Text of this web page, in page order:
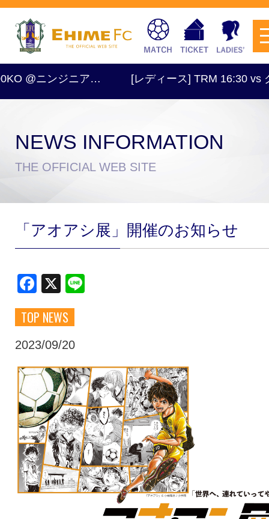
クラブ・会社情報
ファンクラブ
チケットを購入
トップチーム
スポンサー
ンジニア… [レディース] TRM 16:30 vs グランド
NEWS INFORMATION
THE OFFICIAL WEB SITE
「アオアシ展」開催のお知らせ
Facebook
X
TOP NEWS
2023/09/20